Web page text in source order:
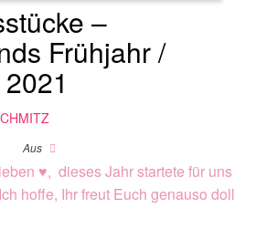
–
Frühjahr /
Aus
♥, dieses Jahr startete für uns
hoffe, Ihr freut Euch genauso doll